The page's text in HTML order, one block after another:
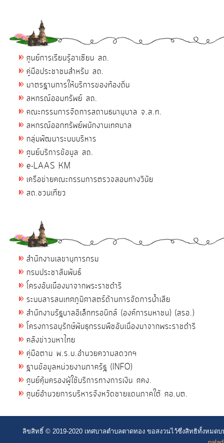
ศูนย์การเรียนรู้อาเซียน สถ.
คู่มือประชาชนสำหรับ สถ.
มาตรฐานการให้บริการของท้องถิ่น
สหกรณ์ออมทรัพย์ สถ.
คณะกรรมการจัดการสถานธนานุบาล จ.ส.ท.
สหกรณ์ออกทรัพย์พนักงานเทศบาล
กลุ่มพัฒนาระบบบริหาร
ศูนย์บริการข้อมูล สถ.
e-LAAS KM
เครือข่ายคณะกรรมการตรวจสอบทางวินัย
สถ.ชวนเที่ยว
สำนักงานเลขานุการกรม
กรมประชาสัมพันธ์
โครงอันเนื่องมาจากพระราชดำริ
ระบบสารสนเทศภูมิศาสตร์ด้านการจัดการน้ำเสีย
สำนักงานรัฐบาลอิเล็กทรอนิกส์ (องค์การมหาชน) (สรอ.)
โครงการอนุรักษ์พันธุกรรมพืชอันเนื่องมาจากพระราชดำริ
คลังข่าวมหาไทย
คู่มือตาม พ.ร.บ.อำนวยความสดวกฯ
ฐานข้อมูลหน่วยงานภาครัฐ (INFO)
ศูนย์คุ้มครองผู้ใช้บริการทางการเงิน ศคง.
ศูนย์อำนวยการบริหารจังหวัดชายแดนภาคใต้ ศอ.บต.
ลิขสิทธิ์ © 2019-2020 เทศบาลตำบลตาดทอง ขอสงวนไว้ซึ่งสิทธิทั้งหมดบ